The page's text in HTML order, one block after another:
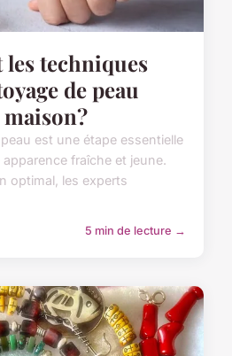
les techniques
de peau
est une étape essentielle
fraîche et jeune.
optimal, les experts
5 min de lecture →